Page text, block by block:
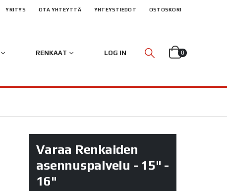
YRITYS OTA YHTEYTTÄ YHTEYSTIEDOT OSTOSKORI
RENKAAT LOG IN 0
Varaa Renkaiden
asennuspalvelu - 15" -
16"